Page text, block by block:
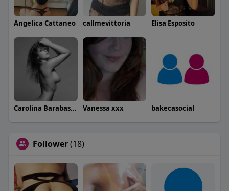
Angelica Cattaneo callmevittoria Elisa Esposito
Carolina Barabaschi Vanessa xxx bakecasocial
Follower(18)